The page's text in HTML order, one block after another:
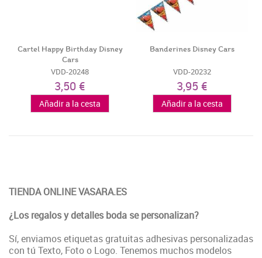
Cartel Happy Birthday Disney
Cars
VDD-20248
3,50 €
Añadir a la cesta
Banderines Disney Cars
VDD-20232
3,95 €
Añadir a la cesta
TIENDA ONLINE VASARA.ES
¿Los regalos y detalles boda se personalizan?
Sí, enviamos etiquetas gratuitas adhesivas personalizadas
con tú Texto, Foto o Logo. Tenemos muchos modelos